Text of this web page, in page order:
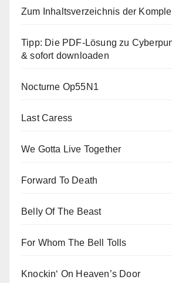
Zum Inhaltsverzeichnis der
Tipp: Die PDF-Lösung zu
& sofort downloaden
Nocturne Op55N1
Last Caress
We Gotta Live Together
Forward To Death
Belly Of The Beast
For Whom The Bell Tolls
Knockin‘ On Heaven’s Door